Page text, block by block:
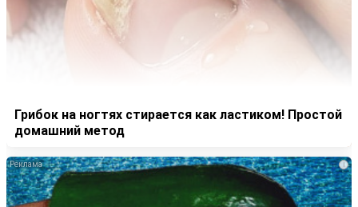
Грибок на ногтях стирается как ластиком! Простой
домашний метод
i